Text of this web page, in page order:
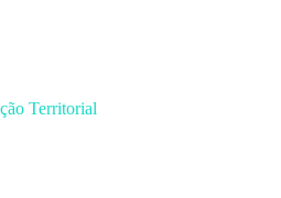
Territorial